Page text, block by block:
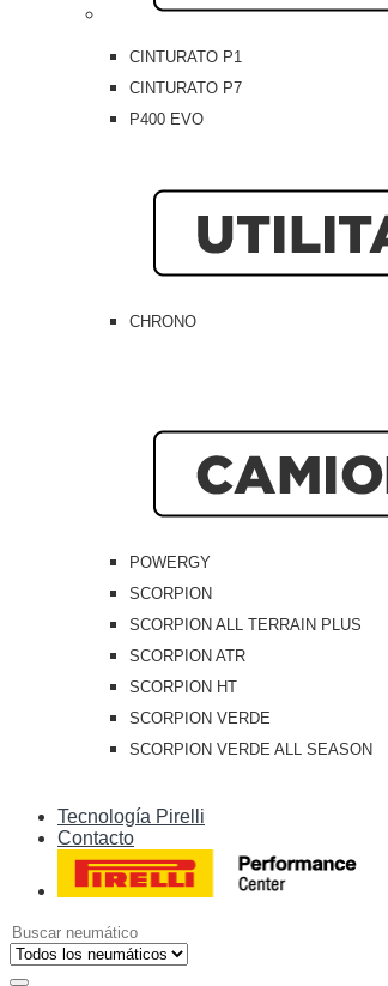
CINTURATO P1
CINTURATO P7
P400 EVO
CHRONO
POWERGY
SCORPION
SCORPION ALL TERRAIN PLUS
SCORPION ATR
SCORPION HT
SCORPION VERDE
SCORPION VERDE ALL SEASON
Tecnología Pirelli
Contacto
Search
for: